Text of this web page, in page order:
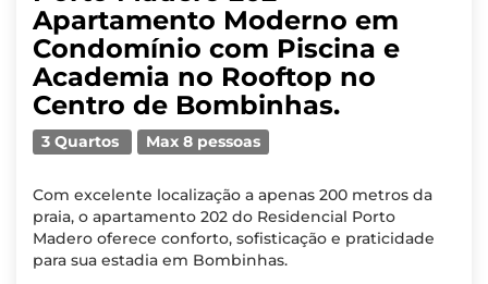
Apartamento Moderno em
Condomínio com Piscina e
Academia no Rooftop no
Centro de Bombinhas.
3 Quartos Max 8 pessoas
Com excelente localização a apenas 200 metros da
praia, o apartamento 202 do Residencial Porto
Madero oferece conforto, sofisticação e praticidade
para sua estadia em Bombinhas.